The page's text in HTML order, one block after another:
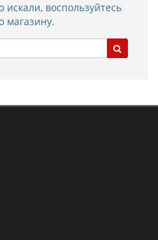
воспользуйтесь
магазину.